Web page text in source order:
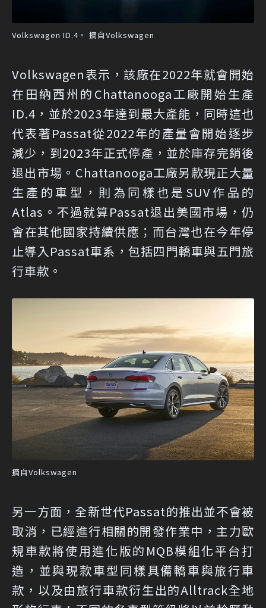
Volkswagen ID.4。 摘自Volkswagen
Volkswagen表示，該廠在2022年就會開始
在田納西州的Chattanooga工廠開始生產
ID.4，並於2023年達到最大產能，同時這也
代表著Passat從2022年的產量會開始逐步
減少，到2023年正式停產，並於庫存完銷後
退出市場。Chattanooga工廠另款現正大量
生產的車型，則為同樣也是SUV作品的
Atlas。不過就算Passat退出美國市場，仍
會在其他國家持續供應；而台灣也在今年停
止導入Passat車系，包括四門轎車與五門旅
行車款。
摘自Volkswagen
另一方面，全新世代Passat的推出並不會被
取消，已經進行相關的開發作業中，主力歐
規車款將使用進化版的MQB模組化平台打
造，並與現款車型同樣具備轎車與旅行車
款，以及由旅行車款衍生出的Alltrack全地